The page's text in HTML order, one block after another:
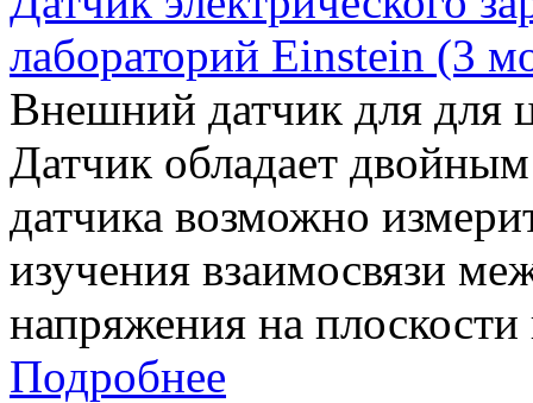
лабораторий Einstein (3
Внешний датчик для для
Датчик обладает
датчика возможно
изучения взаимосвязи
напряжения на плоскости
Подробнее